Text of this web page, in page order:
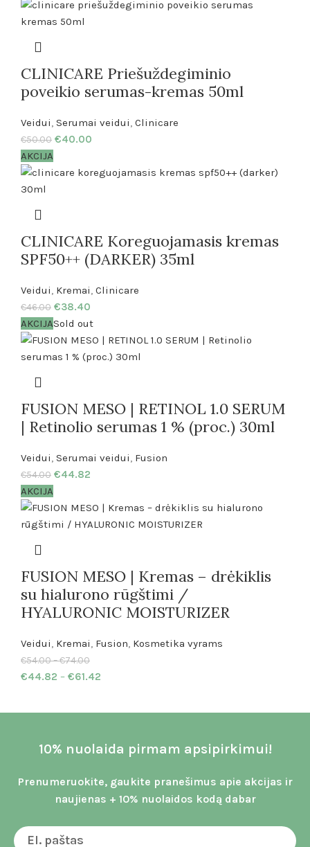
CLINICARE Priešuždegiminio
poveikio serumas-kremas 50ml
Veidui, Serumai veidui, Clinicare
€50.00 €40.00
AKCIJA
CLINICARE Koreguojamasis kremas
SPF50++ (DARKER) 35ml
Veidui, Kremai, Clinicare
€46.00 €38.40
AKCIJASold out
FUSION MESO | RETINOL 1.0 SERUM
| Retinolio serumas 1 % (proc.) 30ml
Veidui, Serumai veidui, Fusion
€54.00 €44.82
AKCIJA
FUSION MESO | Kremas – drėkiklis
su hialurono rūgštimi /
HYALURONIC MOISTURIZER
Veidui, Kremai, Fusion, Kosmetika vyrams
€54.00 – €74.00
€44.82 – €61.42
10% nuolaida pirmam apsipirkimui!
Prenumeruokite, gaukite pranešimus apie akcijas ir
naujienas + 10% nuolaidos kodą dabar